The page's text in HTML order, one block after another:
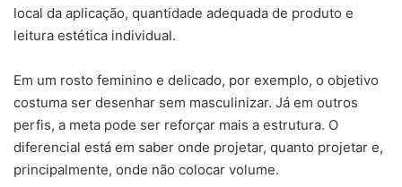
local da aplicação, quantidade adequada de produto e
leitura estética individual.
Em um rosto feminino e delicado, por exemplo, o objetivo
costuma ser desenhar sem masculinizar. Já em outros
perfis, a meta pode ser reforçar mais a estrutura. O
diferencial está em saber onde projetar, quanto projetar e,
principalmente, onde não colocar volume.